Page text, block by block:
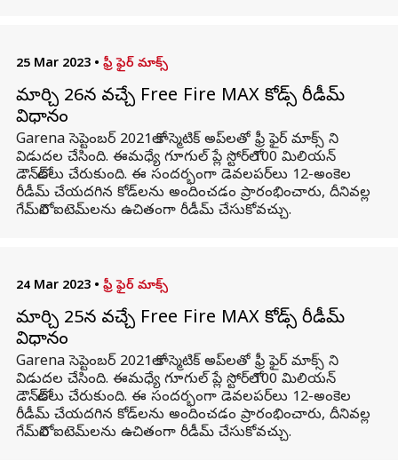
25 Mar 2023 • ఫ్రీ ఫైర్ మాక్స్
మార్చి 26న వచ్చే Free Fire MAX కోడ్స్ రీడీమ్
విధానం
Garena సెప్టెంబర్ 2021లో కాస్మెటిక్ అప్‌లతో ఫ్రీ ఫైర్ మాక్స్ ని
విడుదల చేసింది. ఈమధ్యే గూగుల్ ప్లే స్టోర్‌లో 100 మిలియన్
డౌన్‌లోడ్‌లు చేరుకుంది. ఈ సందర్భంగా డెవలపర్‌లు 12-అంకెల
రీడీమ్ చేయదగిన కోడ్‌లను అందించడం ప్రారంభించారు, దీనివల్ల
గేమ్‌లోని ఐటెమ్‌లను ఉచితంగా రీడీమ్ చేసుకోవచ్చు.
24 Mar 2023 • ఫ్రీ ఫైర్ మాక్స్
మార్చి 25న వచ్చే Free Fire MAX కోడ్స్ రీడీమ్
విధానం
Garena సెప్టెంబర్ 2021లో కాస్మెటిక్ అప్‌లతో ఫ్రీ ఫైర్ మాక్స్ ని
విడుదల చేసింది. ఈమధ్యే గూగుల్ ప్లే స్టోర్‌లో 100 మిలియన్
డౌన్‌లోడ్‌లు చేరుకుంది. ఈ సందర్భంగా డెవలపర్‌లు 12-అంకెల
రీడీమ్ చేయదగిన కోడ్‌లను అందించడం ప్రారంభించారు, దీనివల్ల
గేమ్‌లోని ఐటెమ్‌లను ఉచితంగా రీడీమ్ చేసుకోవచ్చు.